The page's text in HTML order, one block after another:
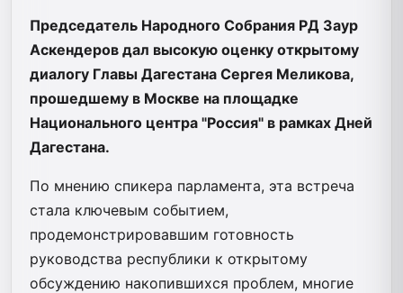
Председатель Народного Собрания РД Заур
Аскендеров дал высокую оценку открытому
диалогу Главы Дагестана Сергея Меликова,
прошедшему в Москве на площадке
Национального центра "Россия" в рамках Дней
Дагестана.
По мнению спикера парламента, эта встреча
стала ключевым событием,
продемонстрировавшим готовность
руководства республики к открытому
обсуждению накопившихся проблем, многие